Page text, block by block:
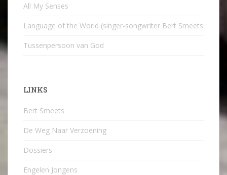
All My Senses
Language of the World (singer-songwriter Bert Smeets
Tussenpersoon van God
LINKS
Bert Smeets
De Weg Naar Verzoening
Dossiers
Engelen Jongens